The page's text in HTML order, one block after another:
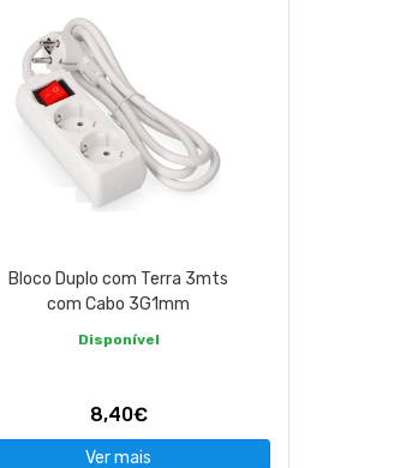
Bloco Duplo com Terra 3mts
com Cabo 3G1mm
Disponível
8,40€
Ver mais